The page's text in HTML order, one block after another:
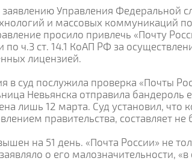
Управления Федеральной
и массовых коммуникаций
просило привлечь «Почту
ч.3 ст. 14.1 КоАП РФ за
лицензией.
суд послужила проверка «Почты
Невьянска отправила бандероль
лишь 12 марта. Суд установил, что
правительства, составляет не
на 51 день. «Почта России» не
о его малозначительности, «в